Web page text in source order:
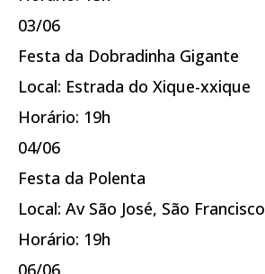
03/06
Festa da Dobradinha Gigante
Local: Estrada do Xique-xxique
Horário: 19h
04/06
Festa da Polenta
Local: Av São José, São Francisco
Horário: 19h
06/06